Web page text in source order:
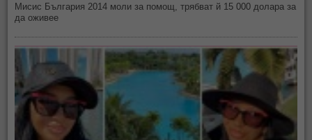
Мисис България 2014 моли за помощ, трябват й 15 000 долара за
да оживее